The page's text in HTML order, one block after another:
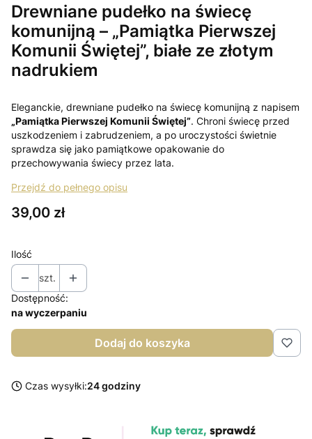
Drewniane pudełko na świecę
komunijną – „Pamiątka Pierwszej
Komunii Świętej”, białe ze złotym
nadrukiem
Eleganckie, drewniane pudełko na świecę komunijną z napisem
„Pamiątka Pierwszej Komunii Świętej”. Chroni świecę przed
uszkodzeniem i zabrudzeniem, a po uroczystości świetnie
sprawdza się jako pamiątkowe opakowanie do
przechowywania świecy przez lata.
Przejdź do pełnego opisu
Cena
39,00 zł
Ilość
szt.
Dostępność:
na wyczerpaniu
Dodaj do koszyka
Czas wysyłki:24 godziny